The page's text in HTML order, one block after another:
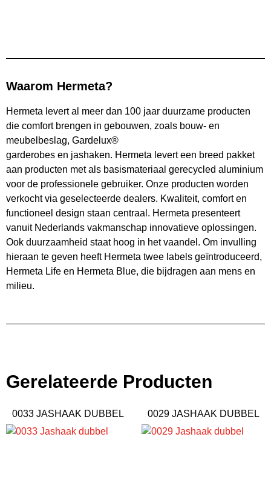
Waarom Hermeta?
Hermeta levert al meer dan 100 jaar duurzame producten
die comfort brengen in gebouwen, zoals bouw- en
meubelbeslag, Gardelux®
garderobes en jashaken. Hermeta levert een breed pakket
aan producten met als basismateriaal gerecycled aluminium
voor de professionele gebruiker. Onze producten worden
verkocht via geselecteerde dealers. Kwaliteit, comfort en
functioneel design staan centraal. Hermeta presenteert
vanuit Nederlands vakmanschap innovatieve oplossingen.
Ook duurzaamheid staat hoog in het vaandel. Om invulling
hieraan te geven heeft Hermeta twee labels geïntroduceerd,
Hermeta Life en Hermeta Blue, die bijdragen aan mens en
milieu.
Gerelateerde Producten
0033 JASHAAK DUBBEL 0029 JASHAAK DUBBEL